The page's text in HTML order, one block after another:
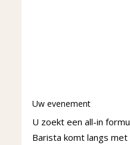
Uw evenement
U zoekt een all-in
Barista komt langs met